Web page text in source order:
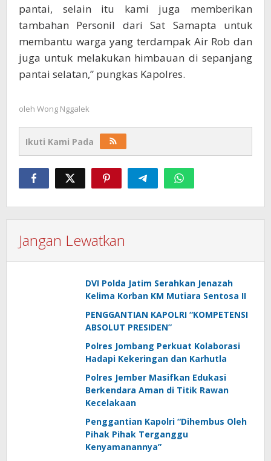
pantai, selain itu kami juga memberikan
tambahan Personil dari Sat Samapta untuk
membantu warga yang terdampak Air Rob dan
juga untuk melakukan himbauan di sepanjang
pantai selatan,” pungkas Kapolres.
oleh Wong Nggalek
Ikuti Kami Pada
Jangan Lewatkan
DVI Polda Jatim Serahkan Jenazah
Kelima Korban KM Mutiara Sentosa II
PENGGANTIAN KAPOLRI “KOMPETENSI
ABSOLUT PRESIDEN”
Polres Jombang Perkuat Kolaborasi
Hadapi Kekeringan dan Karhutla
Polres Jember Masifkan Edukasi
Berkendara Aman di Titik Rawan
Kecelakaan
Penggantian Kapolri “Dihembus Oleh
Pihak Pihak Terganggu
Kenyamanannya”